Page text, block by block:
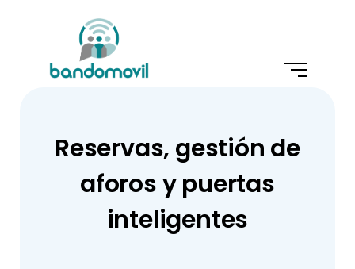
Reservas, gestión de
aforos y puertas
inteligentes